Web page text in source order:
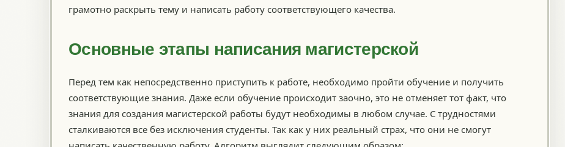
грамотно раскрыть тему и написать работу соответствующего качества.
Основные этапы написания магистерской
Перед тем как непосредственно приступить к работе, необходимо пройти обучение и получить
соответствующие знания. Даже если обучение происходит заочно, это не отменяет тот факт, что
знания для создания магистерской работы будут необходимы в любом случае. С трудностями
сталкиваются все без исключения студенты. Так как у них реальный страх, что они не смогут